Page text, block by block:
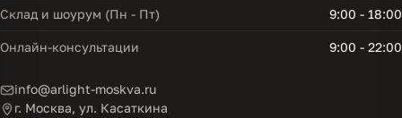
Склад и шоурум (Пн - Пт) 9:00 - 18:00
Онлайн-консультации 9:00 - 22:00
info@arlight-moskva.ru
г. Москва, ул. Касаткина